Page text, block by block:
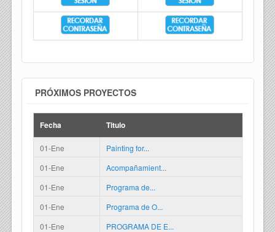
PRÓXIMOS PROYECTOS
Fecha Titulo
01-Ene
Painting for...
01-Ene
Acompañamient...
01-Ene
Programa de...
01-Ene
Programa de O...
01-Ene
PROGRAMA DE E...